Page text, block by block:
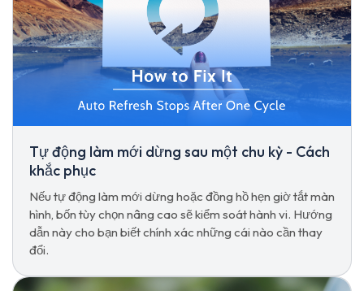
Tự động làm mới dừng sau một chu kỳ - Cách
khắc phục
Nếu tự động làm mới dừng hoặc đồng hồ hẹn giờ tắt màn
hình, bốn tùy chọn nâng cao sẽ kiểm soát hành vi. Hướng
dẫn này cho bạn biết chính xác những cái nào cần thay
đổi.